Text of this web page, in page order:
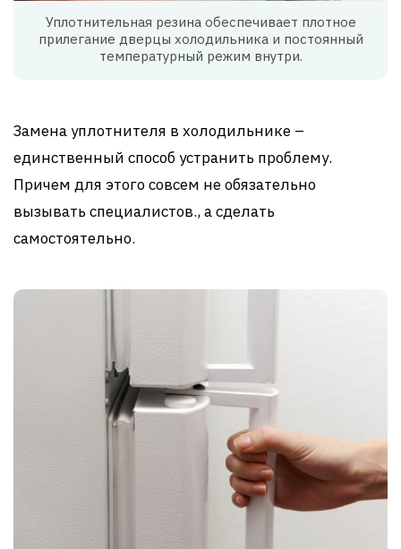
Уплотнительная резина обеспечивает плотное
прилегание дверцы холодильника и постоянный
температурный режим внутри.
Замена уплотнителя в холодильнике –
единственный способ устранить проблему.
Причем для этого совсем не обязательно
вызывать специалистов., а сделать
самостоятельно.